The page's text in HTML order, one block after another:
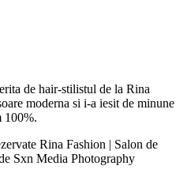
de hair-stilistul de la Rina
moderna si i-a iesit de minune
100%.
Rina Fashion | Salon de
Sxn Media Photography